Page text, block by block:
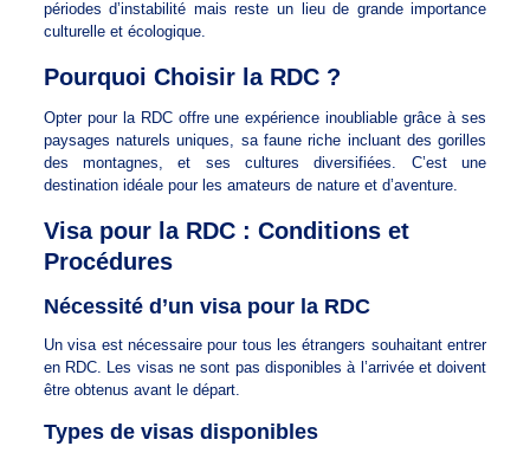
périodes d’instabilité mais reste un lieu de grande importance
culturelle et écologique.
Pourquoi Choisir la RDC ?
Opter pour la RDC offre une expérience inoubliable grâce à ses
paysages naturels uniques, sa faune riche incluant des gorilles
des montagnes, et ses cultures diversifiées. C’est une
destination idéale pour les amateurs de nature et d’aventure.
Visa pour la RDC : Conditions et
Procédures
Nécessité d’un visa pour la RDC
Un visa est nécessaire pour tous les étrangers souhaitant entrer
en RDC. Les visas ne sont pas disponibles à l’arrivée et doivent
être obtenus avant le départ.
Types de visas disponibles